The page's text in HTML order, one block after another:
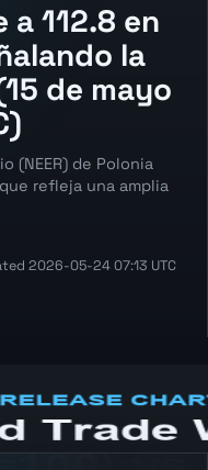
a 112.8 en
la
de mayo
(NEER) de Polonia
refleja una amplia
2026-05-24 07:13 UTC
context.